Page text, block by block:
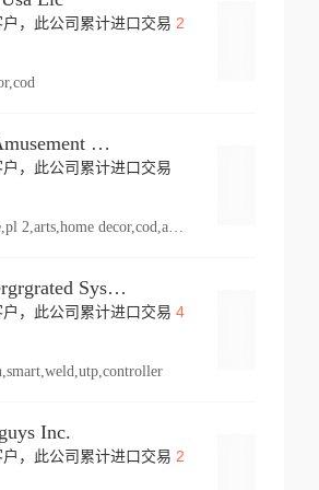
，此公司累计进口交易 2
Knoebels Amusement Resort
，此公司累计进口交易
vehicle,pl 2,arts,home decor,cod,amusement ride,sea
Duetto Intergrgrated Systems Inc.
，此公司累计进口交易 4
Inc.
，此公司累计进口交易 2